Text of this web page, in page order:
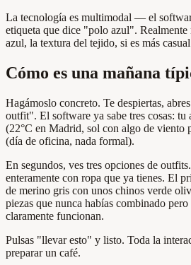
La tecnología es multimodal — el
etiqueta que dice "polo azul".
azul, la textura del tejido, si es más
Cómo es una mañana
Hagámoslo concreto. Te despiertas,
outfit". El software ya sabe tres cosas:
(22°C en Madrid, sol con algo de viento
(día de oficina, nada formal).
En segundos, ves tres opciones de
enteramente con ropa que ya tienes. El
de merino gris con unos chinos verde
piezas que nunca habías combinado
claramente funcionan.
Pulsas "llevar esto" y listo. Toda la
preparar un café.